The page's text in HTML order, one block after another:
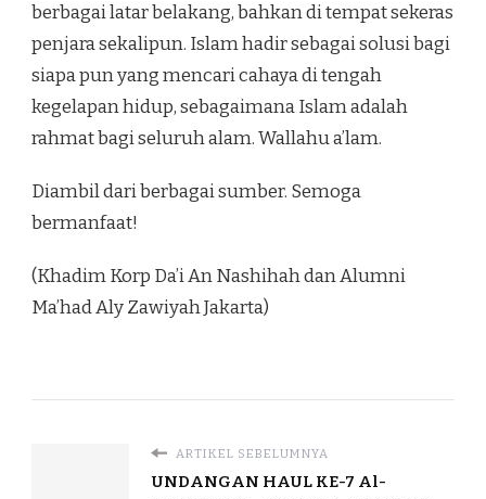
berbagai latar belakang, bahkan di tempat sekeras
penjara sekalipun. Islam hadir sebagai solusi bagi
siapa pun yang mencari cahaya di tengah
kegelapan hidup, sebagaimana Islam adalah
rahmat bagi seluruh alam. Wallahu a’lam.
Diambil dari berbagai sumber. Semoga
bermanfaat!
(Khadim Korp Da’i An Nashihah dan Alumni
Ma’had Aly Zawiyah Jakarta)
ARTIKEL SEBELUMNYA
UNDANGAN HAUL KE-7 Al-